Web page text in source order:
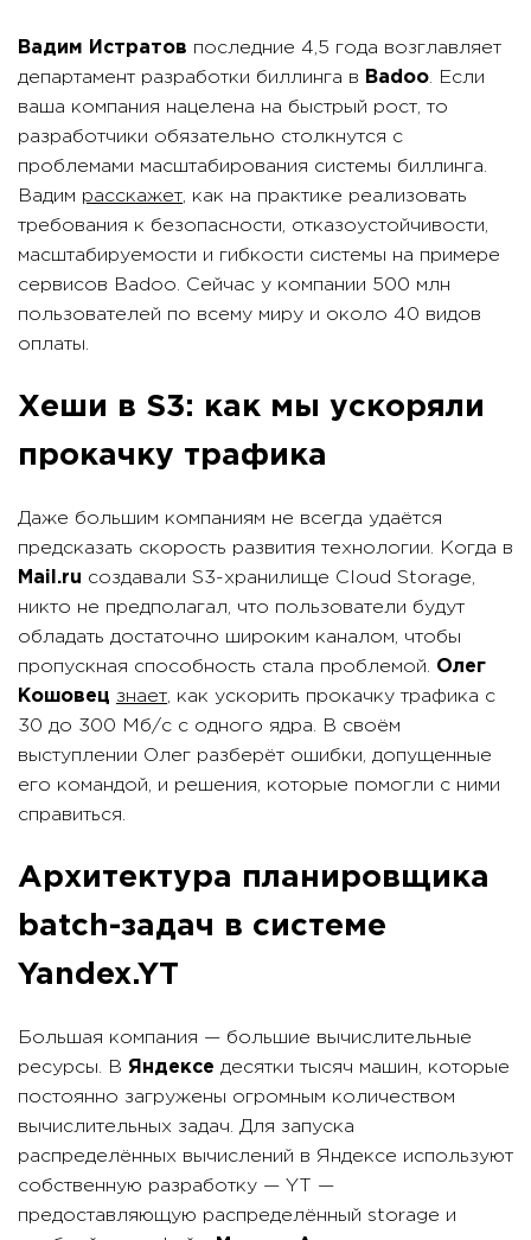
Вадим Истратов последние 4,5 года возглавляет
департамент разработки биллинга в Badoo . Если
ваша компания нацелена на быстрый рост, то
разработчики обязательно столкнутся с
проблемами масштабирования системы биллинга.
Вадим расскажет , как на практике реализовать
требования к безопасности, отказоустойчивости,
масштабируемости и гибкости системы на примере
сервисов Badoo. Сейчас у компании 500 млн
пользователей по всему миру и около 40 видов
оплаты.
Хеши в S3: как мы ускоряли
прокачку трафика
Даже большим компаниям не всегда удаётся
предсказать скорость развития технологии. Когда в
Mail.ru создавали S3-хранилище Cloud Storage,
никто не предполагал, что пользователи будут
обладать достаточно широким каналом, чтобы
пропускная способность стала проблемой. Олег
Кошовец знает , как ускорить прокачку трафика с
30 до 300 Мб/с с одного ядра. В своём
выступлении Олег разберёт ошибки, допущенные
его командой, и решения, которые помогли с ними
справиться.
Архитектура планировщика
batch-задач в системе
Yandex.YT
Большая компания — большие вычислительные
ресурсы. В Яндексе десятки тысяч машин, которые
постоянно загружены огромным количеством
вычислительных задач. Для запуска
распределённых вычислений в Яндексе используют
собственную разработку — YT —
предоставляющую распределённый storage и